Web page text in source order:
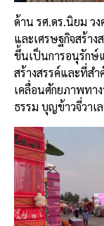
ด้าน รศ.ดร.นิยม ว
และเศรษฐกิจสร้า
ขึ้นเป็นการอนุรักษ์
สร้างสรรค์และที่ส
เคลื่อนศักยภาพทา
ธรรม บุญข้าวจี่วา